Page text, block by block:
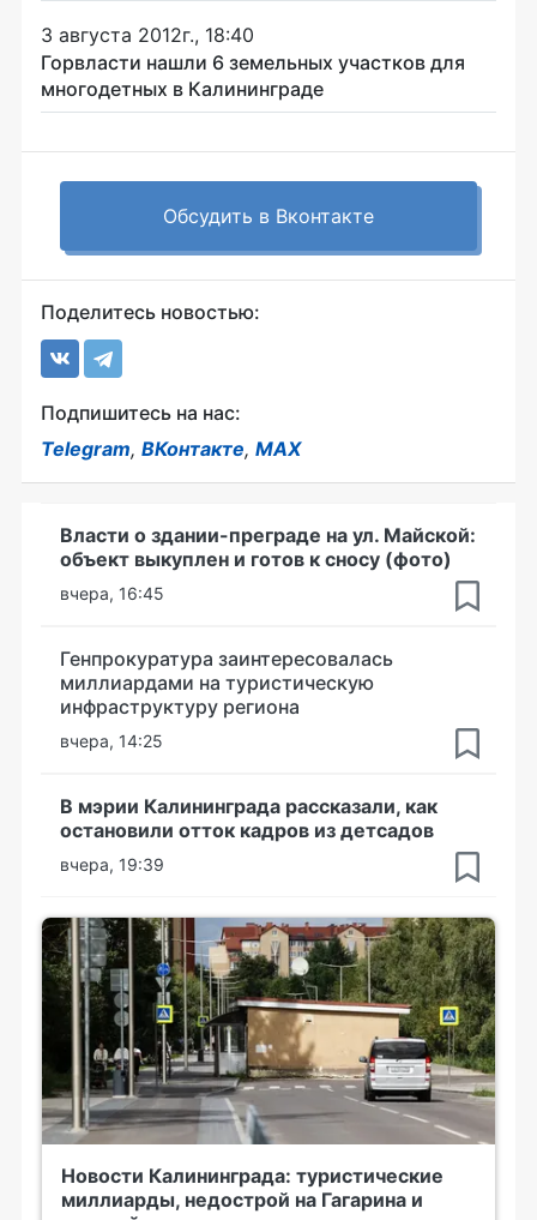
3 августа 2012г., 18:40
Горвласти нашли 6 земельных участков для
многодетных в Калининграде
Обсудить в Вконтакте
Поделитесь новостью:
Подпишитесь на нас:
Telegram, ВКонтакте, MAX
Власти о здании-преграде на ул. Майской:
объект выкуплен и готов к сносу (фото)
вчера, 16:45
Генпрокуратура заинтересовалась
миллиардами на туристическую
инфраструктуру региона
вчера, 14:25
В мэрии Калининграда рассказали, как
остановили отток кадров из детсадов
вчера, 19:39
Новости Калининграда: туристические
миллиарды, недострой на Гагарина и